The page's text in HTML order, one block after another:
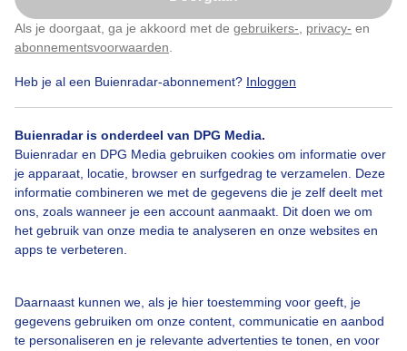
Als je doorgaat, ga je akkoord met de gebruikers- privacy- en
abonnementsvoorwaarden
Heb je al een Buienradar-abonnement? Inloggen
Buienradar is onderdeel van DPG Media.
Buienradar en DPG Media gebruiken cookies om informatie over
je apparaat, locatie, browser en surfgedrag te verzamelen. Deze
informatie combineren we met de gegevens die je zelf deelt met
ons, zoals wanneer je een account aanmaakt. Dit doen we om
het gebruik van onze media te analyseren en onze websites en
apps te verbeteren.
Daarnaast kunnen we, als je hier toestemming voor geeft, je
gegevens gebruiken om onze content, communicatie en aanbod
te personaliseren en je relevante advertenties te tonen, en voor
Zomer Wolken Wind
Bekijk slideshow
Klik hierom dit aan te passen